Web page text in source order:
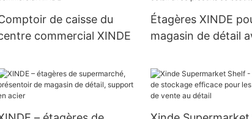
de caisse du
commercial XINDE
Étagères XINDE
magasin de détail